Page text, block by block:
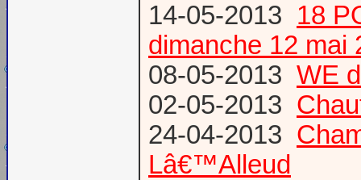
14-05-2013 18
dimanche 12 mai
08-05-2013 WE
02-05-2013
24-04-2013
Lâ€™Alleud